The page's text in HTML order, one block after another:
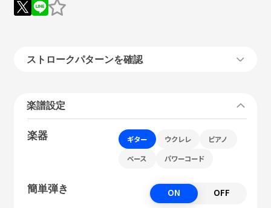
ストロークパターンを確認
楽譜設定
楽器 ギター ウクレレ ピアノ
ベース パワーコード
簡単弾き ON OFF